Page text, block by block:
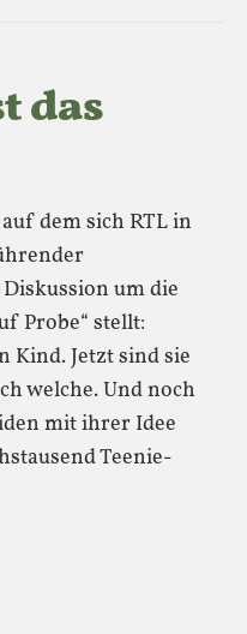
das
dem sich RTL in
um die
Probe“ stellt:
Kind. Jetzt sind sie
welche. Und noch
mit ihrer Idee
Teenie-